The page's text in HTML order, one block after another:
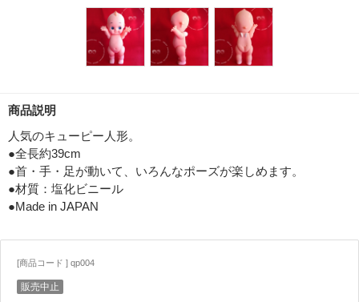
商品説明
人気のキューピー人形。
●全長約39cm
●首・手・足が動いて、いろんなポーズが楽しめます。
●材質：塩化ビニール
●Made in JAPAN
[商品コード ] qp004
販売中止